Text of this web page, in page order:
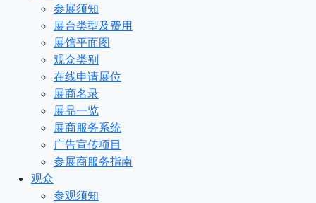
参展须知
展台类型及费用
展馆平面图
观众类别
在线申请展位
展商名录
展品一览
展商服务系统
广告宣传项目
参展商服务指南
观众
参观须知